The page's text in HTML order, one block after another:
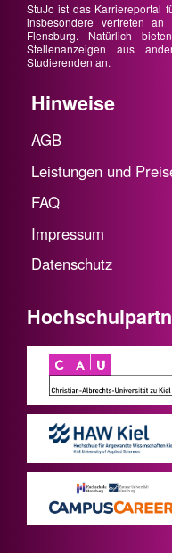
StuJo ist das Karriereportal
insbesondere vertreten
Flensburg. Natürlich
Stellenanzeigen aus
Studierenden an.
Hinweise
AGB
Leistungen und
FAQ
Impressum
Datenschutz